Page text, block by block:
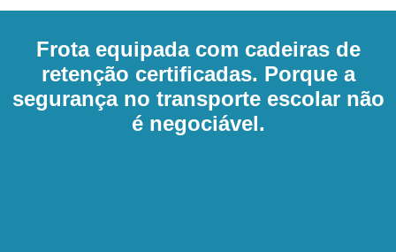
Frota equipada com cadeiras de
retenção certificadas. Porque a
segurança no transporte escolar não
é negociável.